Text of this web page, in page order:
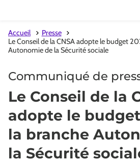
Accueil
Presse
Le Conseil de la CNSA adopte le budget
Autonomie de la Sécurité sociale
Communiqué de
Le Conseil de la
adopte le
la branche
la Sécurité